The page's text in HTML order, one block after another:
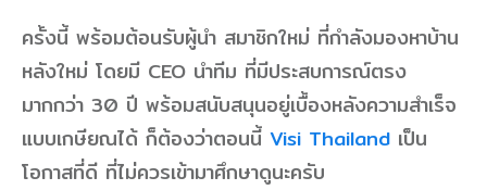
ครั้งนี้ พร้อมต้อนรับผู้นำ สมาชิกใหม่ ที่กำลังมองหาบ้าน
หลังใหม่ โดยมี CEO นำทีม ที่มีประสบการณ์ตรง
มากกว่า 30 ปี พร้อมสนับสนุนอยู่เบื้องหลังความสำเร็จ
แบบเกษียณได้ ก็ต้องว่าตอนนี้ Visi Thailand เป็น
โอกาสที่ดี ที่ไม่ควรเข้ามาศึกษาดูนะครับ